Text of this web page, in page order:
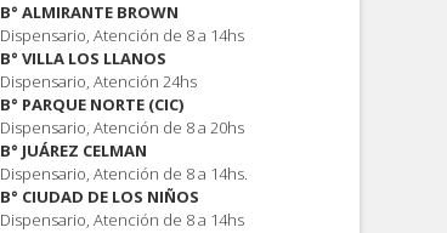
B° ALMIRANTE BROWN
Dispensario, Atención de 8 a 14hs
B° VILLA LOS LLANOS
Dispensario, Atención 24hs
B° PARQUE NORTE (CIC)
Dispensario, Atención de 8 a 20hs
B° JUÁREZ CELMAN
Dispensario, Atención de 8 a 14hs.
B° CIUDAD DE LOS NIÑOS
Dispensario, Atención de 8 a 14hs